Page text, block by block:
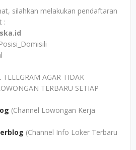
silahkan melakukan pendaftaran
:
AGAR TIDAK
TERBARU SETIAP
(Channel Lowongan Kerja
(Channel Info Loker Terbaru